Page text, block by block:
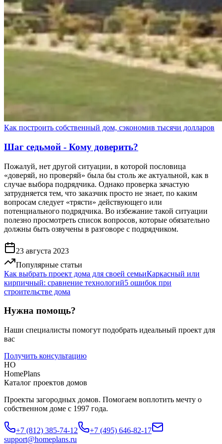
Как построить собственный дом, сэкономив тысячи долларов
Шаг седьмой - Кому доверить?
Пожалуй, нет другой ситуации, в которой пословица
«доверяй, но проверяй» была бы столь же актуальной, как в
случае выбора подрядчика. Однако проверка зачастую
затрудняется тем, что заказчик просто не знает, по каким
вопросам следует «трясти» действующего или
потенциального подрядчика. Во избежание такой ситуации
полезно просмотреть список вопросов, которые обязательно
должны быть озвучены в разговоре с подрядчиком.
23 августа 2023
Популярные статьи
Как выбрать проект дома для своей семьиКаркасный или
кирпичный: сравнение технологий5 ошибок при
строительстве дома
Нужна помощь?
Наши специалисты помогут подобрать идеальный проект для
вас
Получить консультацию
HO
HomePlans
Каталог проектов домов
Проекты загородных домов. Помогаем воплотить мечту о
собственном доме с 1997 года.
+7 (812) 385-74-12
+7 (495) 646-82-17
support@homeplans.ru